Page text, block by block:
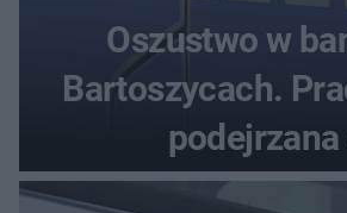
Oszustwo w
Bartoszycach.
podejrzana
przywłaszczenie